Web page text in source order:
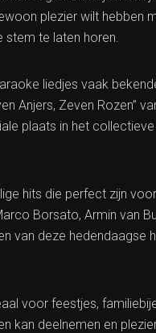
plezier wilt hebben
stem te laten horen.
liedjes vaak
Anjers, Zeven Rozen”
plaats in het
hits die perfect zijn
Borsato, Armin van
van deze hedendaagse
voor feestjes,
kan deelnemen en